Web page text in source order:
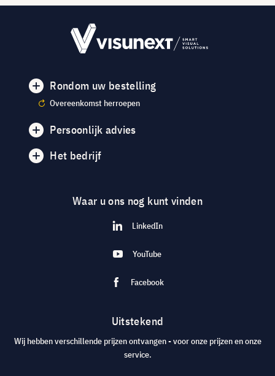
Rondom uw bestelling
Overeenkomst herroepen
Persoonlijk advies
Het bedrijf
Waar u ons nog kunt vinden
LinkedIn
YouTube
Facebook
Uitstekend
Wij hebben verschillende prijzen ontvangen - voor onze prijzen en onze
service.